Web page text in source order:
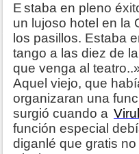
Estaba en pleno
un lujoso hotel en la
los pasillos. Estaba
tango a las diez de
que venga al
Aquel viejo, que
organizaran una
surgió cuando a
función especial
diganlé que gratis